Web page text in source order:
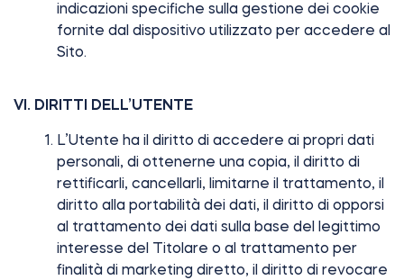
indicazioni specifiche sulla gestione dei cookie
fornite dal dispositivo utilizzato per accedere al
Sito.
VI. DIRITTI DELL’UTENTE
L’Utente ha il diritto di accedere ai propri dati
personali, di ottenerne una copia, il diritto di
rettificarli, cancellarli, limitarne il trattamento, il
diritto alla portabilità dei dati, il diritto di opporsi
al trattamento dei dati sulla base del legittimo
interesse del Titolare o al trattamento per
finalità di marketing diretto, il diritto di revocare